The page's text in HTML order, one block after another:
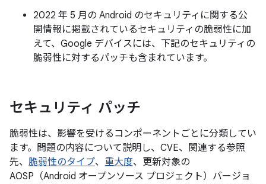
2022 年 5 月の Android のセキュリティに関する公
開情報に掲載されているセキュリティの脆弱性に加
えて、Google デバイスには、下記のセキュリティの
脆弱性に対するパッチも含まれています。
セキュリティ パッチ
脆弱性は、影響を受けるコンポーネントごとに分類してい
ます。問題の内容について説明し、CVE、関連する参照
先、 脆弱性のタイプ、 重大度、更新対象の
AOSP（Android オープンソース プロジェクト）バージョ